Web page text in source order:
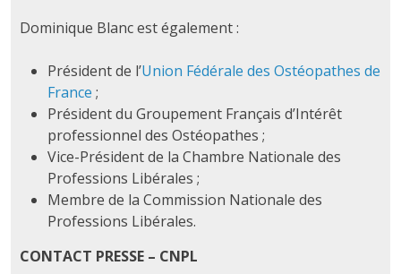
Dominique Blanc est également :
Président de l’Union Fédérale des Ostéopathes de
France ;
Président du Groupement Français d’Intérêt
professionnel des Ostéopathes ;
Vice-Président de la Chambre Nationale des
Professions Libérales ;
Membre de la Commission Nationale des
Professions Libérales.
CONTACT PRESSE – CNPL